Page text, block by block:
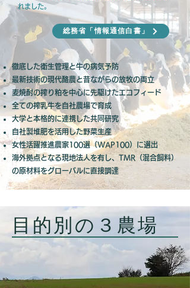
れました。
総務省「情報通信白書」
徹底した衛生管理と牛の病気予防
最新技術の現代酪農と昔ながらの放牧の両立
麦焼酎の搾り粕を中心に先駆けたエコフィード
全ての搾乳牛を自社農場で育成
大学と本格的に連携した共同研究
自社製堆肥を活用した野菜生産
​女性活躍推進農家100選（WAP100）に選出
海外拠点となる現地法人を有し、TMR（混合飼料）
の原材料をグローバルに直接調達
目的別の３農場